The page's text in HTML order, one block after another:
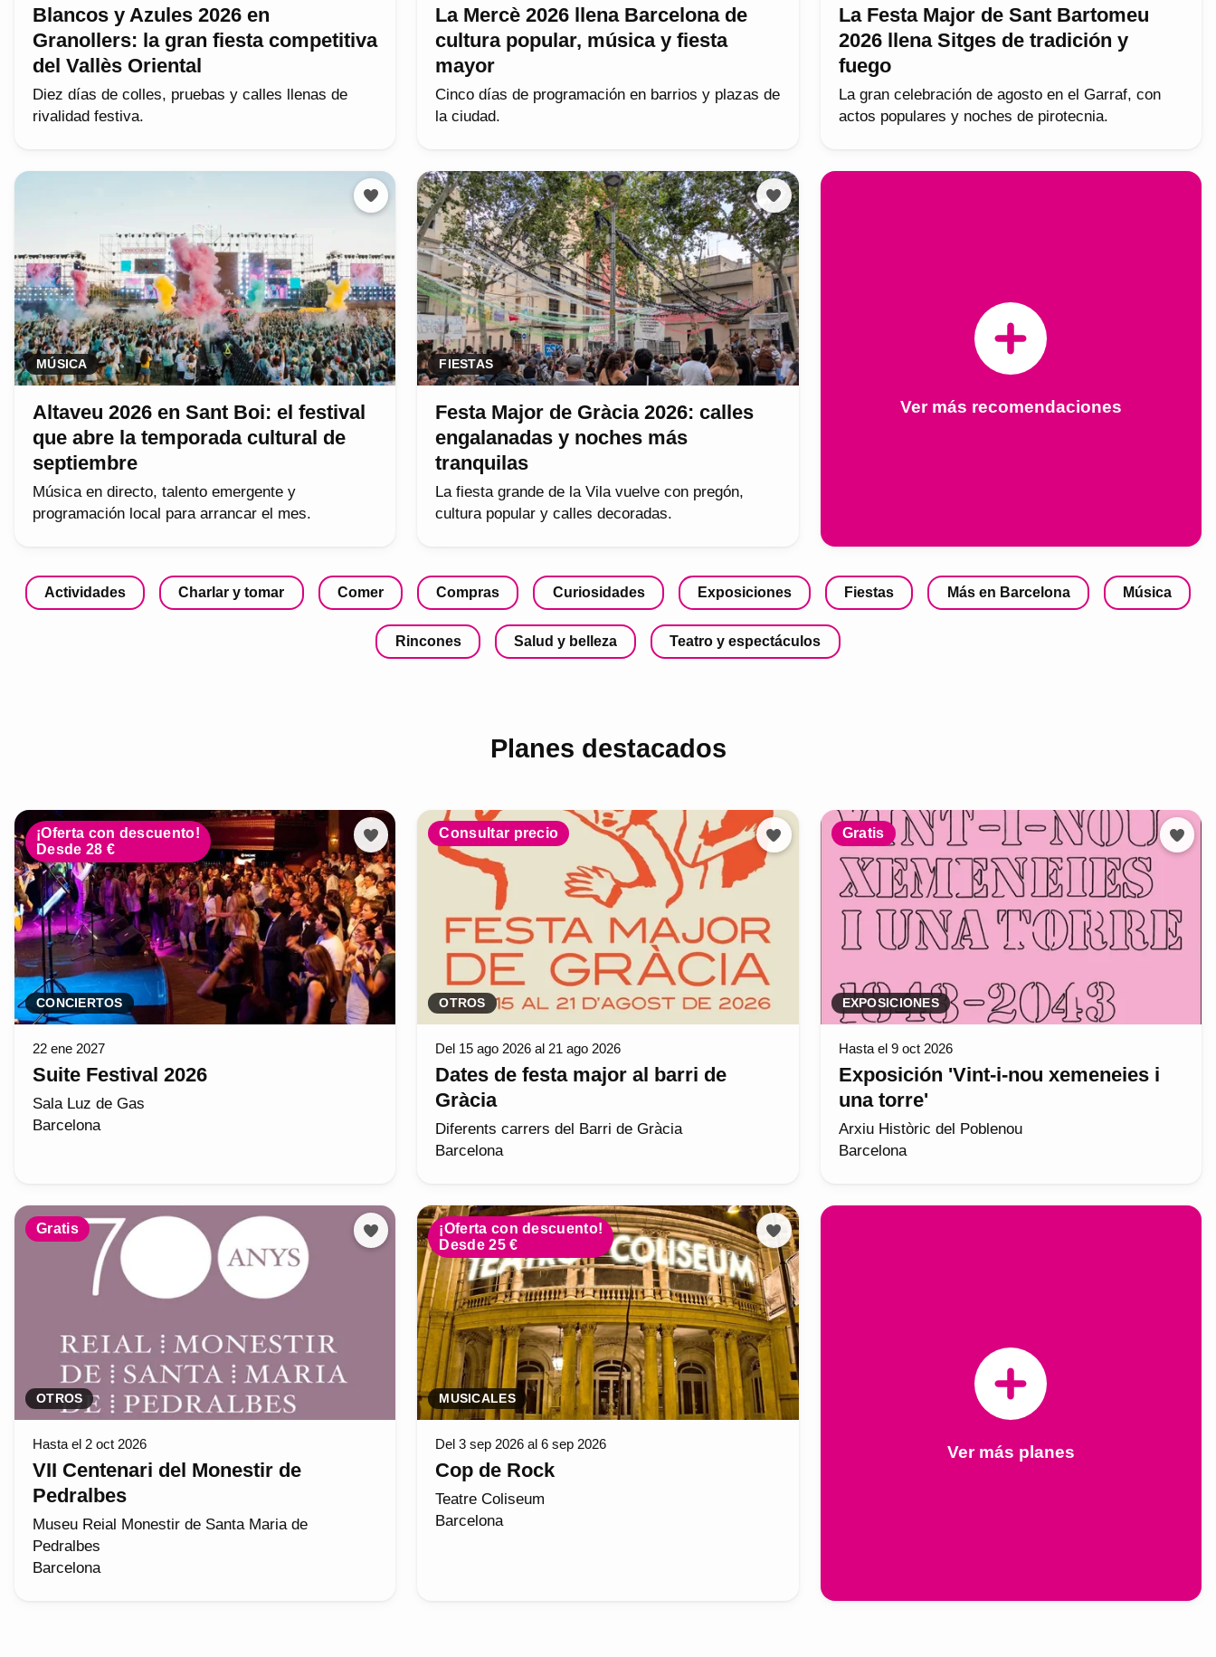
Blancos y Azules 2026 en
Granollers: la gran fiesta competitiva
del Vallès Oriental
Diez días de colles, pruebas y calles llenas de
rivalidad festiva.
La Mercè 2026 llena Barcelona de
cultura popular, música y fiesta
mayor
Cinco días de programación en barrios y plazas de
la ciudad.
La Festa Major de Sant Bartomeu
2026 llena Sitges de tradición y
fuego
La gran celebración de agosto en el Garraf, con
actos populares y noches de pirotecnia.
MÚSICA
Altaveu 2026 en Sant Boi: el festival
que abre la temporada cultural de
septiembre
Música en directo, talento emergente y
programación local para arrancar el mes.
FIESTAS
Festa Major de Gràcia 2026: calles
engalanadas y noches más
tranquilas
La fiesta grande de la Vila vuelve con pregón,
cultura popular y calles decoradas.
Ver más recomendaciones
Actividades Charlar y tomar Comer Compras Curiosidades Exposiciones Fiestas Más en Barcelona Música
Rincones Salud y belleza Teatro y espectáculos
Planes destacados
¡Oferta con descuento!
Desde 28 €
CONCIERTOS
22 ene 2027
Suite Festival 2026
Sala Luz de Gas
Barcelona
Consultar precio
OTROS
Del 15 ago 2026 al 21 ago 2026
Dates de festa major al barri de
Gràcia
Diferents carrers del Barri de Gràcia
Barcelona
Gratis
EXPOSICIONES
Hasta el 9 oct 2026
Exposición 'Vint-i-nou xemeneies i
una torre'
Arxiu Històric del Poblenou
Barcelona
Gratis
OTROS
Hasta el 2 oct 2026
VII Centenari del Monestir de
Pedralbes
Museu Reial Monestir de Santa Maria de
Pedralbes
Barcelona
¡Oferta con descuento!
Desde 25 €
MUSICALES
Del 3 sep 2026 al 6 sep 2026
Cop de Rock
Teatre Coliseum
Barcelona
Ver más planes